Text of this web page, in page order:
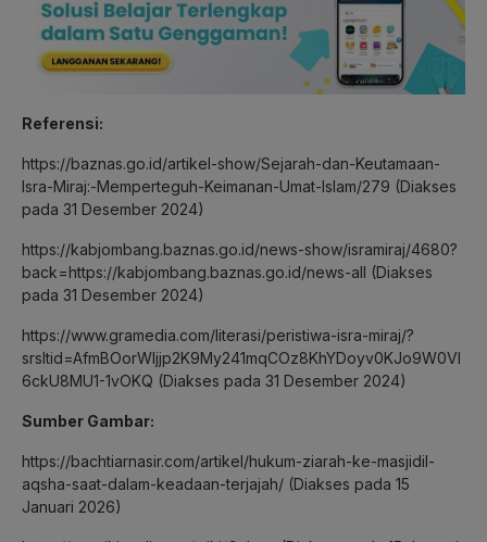
Referensi:
https://baznas.go.id/artikel-show/Sejarah-dan-Keutamaan-
Isra-Miraj:-Memperteguh-Keimanan-Umat-Islam/279 (Diakses
pada 31 Desember 2024)
https://kabjombang.baznas.go.id/news-show/isramiraj/4680?
back=https://kabjombang.baznas.go.id/news-all (Diakses
pada 31 Desember 2024)
https://www.gramedia.com/literasi/peristiwa-isra-miraj/?
srsltid=AfmBOorWljjp2K9My241mqCOz8KhYDoyv0KJo9W0Vl
6ckU8MU1-1vOKQ (Diakses pada 31 Desember 2024)
Sumber Gambar:
https://bachtiarnasir.com/artikel/hukum-ziarah-ke-masjidil-
aqsha-saat-dalam-keadaan-terjajah/ (Diakses pada 15
Januari 2026)